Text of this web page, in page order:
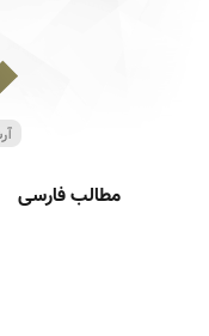
مطالب فارسی